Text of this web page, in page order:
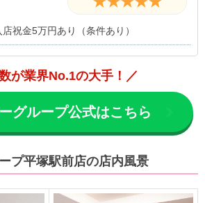
祝金5万円あり（条件あり）
が業界No.1の大手！／
グループ公式はこちら
プ平塚駅前店の店内風景